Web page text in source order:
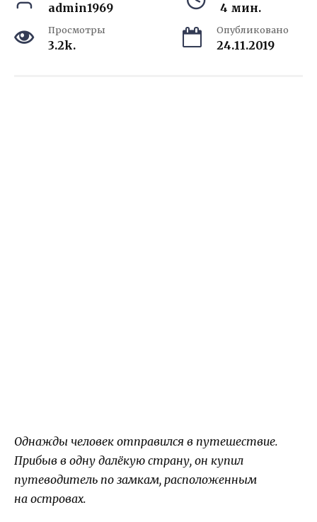
admin1969 4 мин.
Просмотры
3.2k.
Опубликовано
24.11.2019
Однажды человек отправился в путешествие.
Прибыв в одну далёкую страну, он купил
путеводитель по замкам, расположенным
на островах.